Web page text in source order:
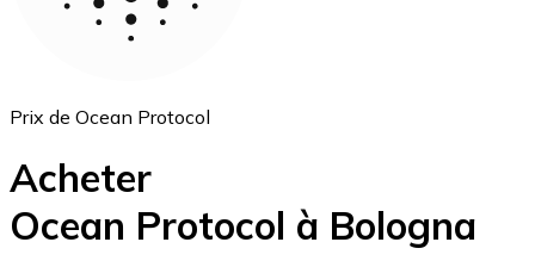
Prix de Ocean Protocol
Acheter
Ocean Protocol à Bologna